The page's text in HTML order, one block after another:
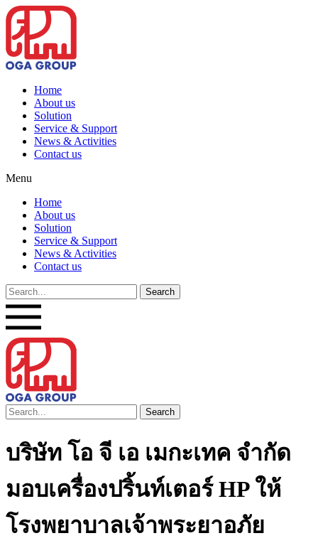
Home
About us
Solution
Service & Support
News & Activities
Contact us
Menu
Home
About us
Solution
Service & Support
News & Activities
Contact us
Search
Search
บริษัท โอ จี เอ เมกะเทค จำกัด
มอบเครื่องปริ้นท์เตอร์ HP ให้
โรงพยาบาลเจ้าพระยาอภัย